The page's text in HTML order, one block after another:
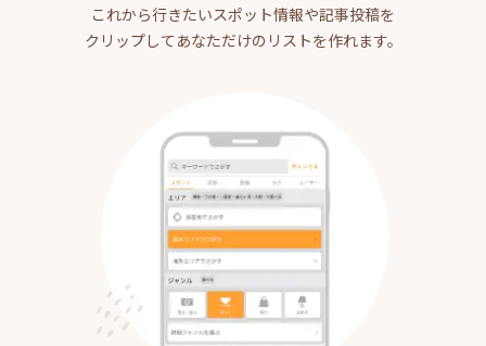
これから行きたいスポット情報や記事投稿を
クリップしてあなただけのリストを作れます。